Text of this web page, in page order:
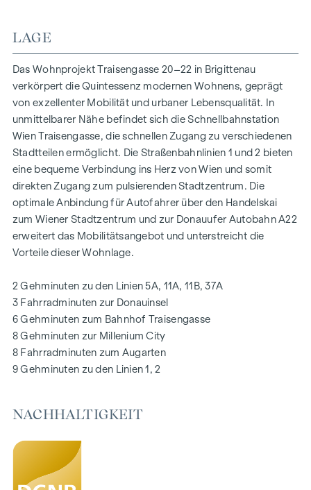
stilvolle Markenfliesen veredeln das Interieur, während die
Fußbodenheizung, gespeist durch umweltfreundliche
Fernwärme, für ein behagliches Raumklima sorgt.
Außenliegender, elektrischer Sonnenschutz und
Klimaanlagen in den Dachgeschoßwohnungen
gewährleisten ein angenehmes Wohnambiente, selbst an
den heißesten Tagen.
AUSSTATTUNG
Eichenparkettböden
Stilvolle Markenfliesen
Außenliegender, elektrischer Sonnenschutz
Klimaanlage im DG
Photovoltaikanlage am Dach
Digitale Gegensprechanlage und
schwarzes Brett über Handyapp
Smarte Hausverwaltungs-App „puck“
HIGHLIGHTS
Gärten, Balkone, Loggien, Dachterrassen
166 Tiefgaragenstellplätze
Ideal für Anleger und Eigennutzer
DGNB Gold Nachhaltigkeits-Vorzertifikat
LAGE
Das Wohnprojekt Traisengasse 20–22 in Brigittenau
verkörpert die Quintessenz modernen Wohnens, geprägt
von exzellenter Mobilität und urbaner Lebensqualität. In
unmittelbarer Nähe befindet sich die Schnellbahnstation
Wien Traisengasse, die schnellen Zugang zu verschiedenen
Stadtteilen ermöglicht. Die Straßenbahnlinien 1 und 2 bieten
eine bequeme Verbindung ins Herz von Wien und somit
direkten Zugang zum pulsierenden Stadtzentrum. Die
optimale Anbindung für Autofahrer über den Handelskai
zum Wiener Stadtzentrum und zur Donauufer Autobahn A22
erweitert das Mobilitätsangebot und unterstreicht die
Vorteile dieser Wohnlage.
2 Gehminuten zu den Linien 5A, 11A, 11B, 37A
3 Fahrradminuten zur Donauinsel
6 Gehminuten zum Bahnhof Traisengasse
8 Gehminuten zur Millenium City
8 Fahrradminuten zum Augarten
9 Gehminuten zu den Linien 1, 2
NACHHALTIGKEIT